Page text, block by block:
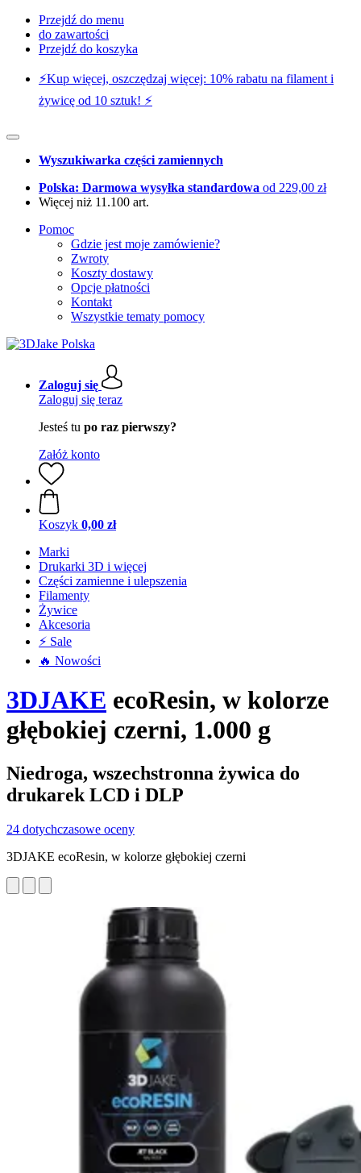
Przejdź do menu
do zawartości
Przejdź do koszyka
⚡️Kup więcej, oszczędzaj więcej: 10% rabatu na filament i
żywicę od 10 sztuk! ⚡️
Wyszukiwarka części zamiennych
Polska: Darmowa wysyłka standardowa od 229,00 zł
Więcej niż 11.100 art.
Pomoc
Gdzie jest moje zamówienie?
Zwroty
Koszty dostawy
Opcje płatności
Kontakt
Wszystkie tematy pomocy
Zaloguj się
Zaloguj się teraz
Jesteś tu po raz pierwszy?
Załóż konto
Koszyk 0,00 zł
Marki
Drukarki 3D i więcej
Części zamienne i ulepszenia
Filamenty
Żywice
Akcesoria
⚡ Sale
🔥 Nowości
3DJAKE ecoResin, w kolorze
głębokiej czerni, 1.000 g
Niedroga, wszechstronna żywica do
drukarek LCD i DLP
24 dotychczasowe oceny
3DJAKE ecoResin, w kolorze głębokiej czerni